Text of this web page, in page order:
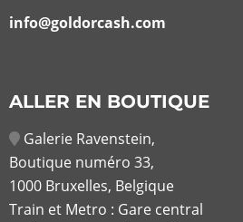
info@goldorcash.com
ALLER EN BOUTIQUE
Galerie Ravenstein,
Boutique numéro 33,
1000 Bruxelles, Belgique
Train et Metro : Gare central